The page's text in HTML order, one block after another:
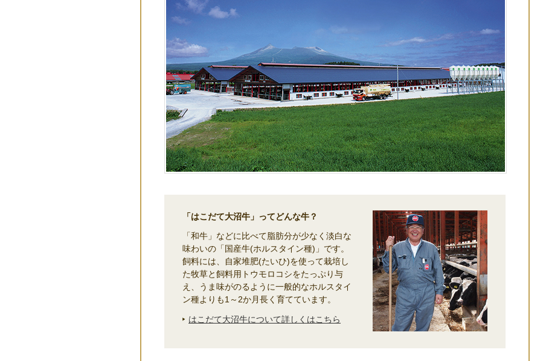
「はこだて大沼牛」ってどんな牛？
「和牛」などに比べて脂肪分が少なく淡白な
味わいの「国産牛(ホルスタイン種)」です。
飼料には、自家堆肥(たいひ)を使って栽培し
た牧草と飼料用トウモロコシをたっぷり与
え、うま味がのるように一般的なホルスタイ
ン種よりも1～2か月長く育てています。
はこだて大沼牛について詳しくはこちら